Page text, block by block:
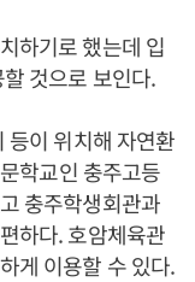
하기로 했는데 입
것으로 보인다.
등이 위치해 자연환
학교인 충주고등
충주학생회관과
하다. 호암체육관
게 이용할 수 있다.